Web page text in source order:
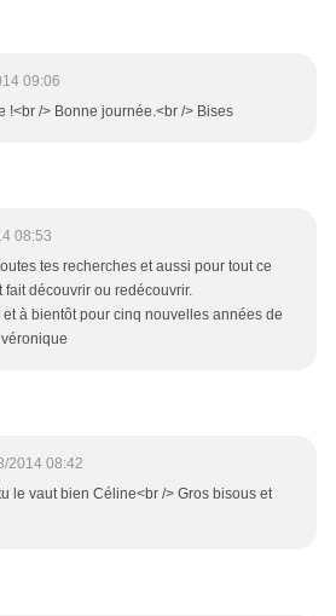
09:06
!<br /> Bonne journée.<br /> Bises
08:53
tes recherches et aussi pour tout ce
fait découvrir ou redécouvrir.
à bientôt pour cinq nouvelles années de
2014 08:42
le vaut bien Céline<br /> Gros bisous et